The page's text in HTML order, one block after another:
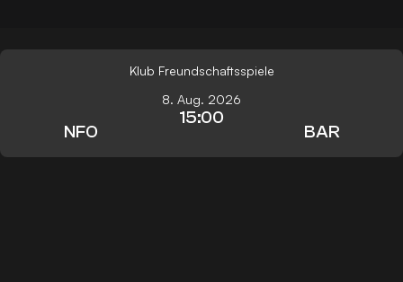
Klub Freundschaftsspiele
NFO
8. Aug. 2026
15:00
BAR